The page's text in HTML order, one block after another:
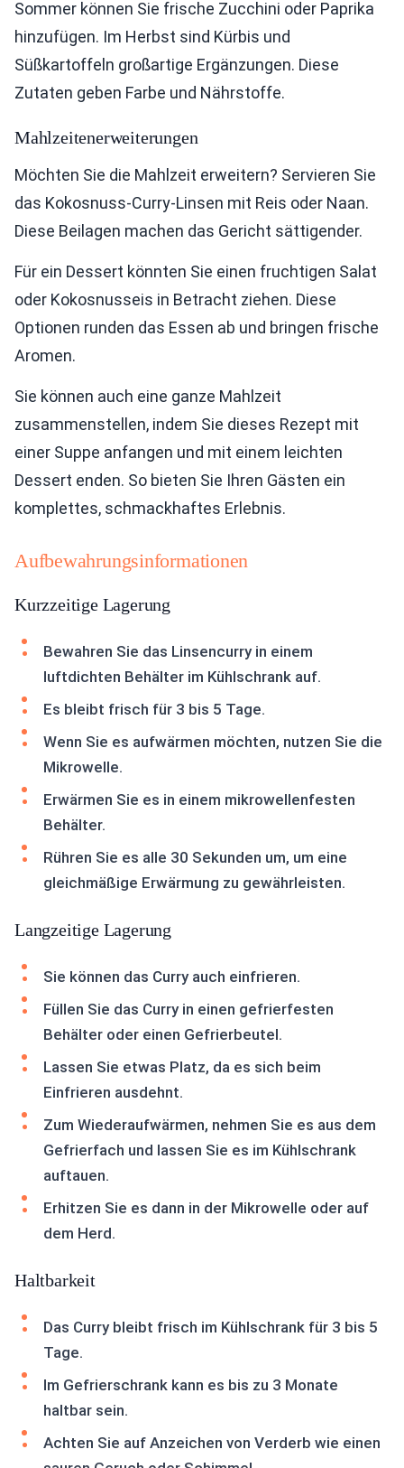
Sommer können Sie frische Zucchini oder Paprika
hinzufügen. Im Herbst sind Kürbis und
Süßkartoffeln großartige Ergänzungen. Diese
Zutaten geben Farbe und Nährstoffe.
Mahlzeitenerweiterungen
Möchten Sie die Mahlzeit erweitern? Servieren Sie
das Kokosnuss-Curry-Linsen mit Reis oder Naan.
Diese Beilagen machen das Gericht sättigender.
Für ein Dessert könnten Sie einen fruchtigen Salat
oder Kokosnusseis in Betracht ziehen. Diese
Optionen runden das Essen ab und bringen frische
Aromen.
Sie können auch eine ganze Mahlzeit
zusammenstellen, indem Sie dieses Rezept mit
einer Suppe anfangen und mit einem leichten
Dessert enden. So bieten Sie Ihren Gästen ein
komplettes, schmackhaftes Erlebnis.
Aufbewahrungsinformationen
Kurzzeitige Lagerung
Bewahren Sie das Linsencurry in einem
luftdichten Behälter im Kühlschrank auf.
Es bleibt frisch für 3 bis 5 Tage.
Wenn Sie es aufwärmen möchten, nutzen Sie die
Mikrowelle.
Erwärmen Sie es in einem mikrowellenfesten
Behälter.
Rühren Sie es alle 30 Sekunden um, um eine
gleichmäßige Erwärmung zu gewährleisten.
Langzeitige Lagerung
Sie können das Curry auch einfrieren.
Füllen Sie das Curry in einen gefrierfesten
Behälter oder einen Gefrierbeutel.
Lassen Sie etwas Platz, da es sich beim
Einfrieren ausdehnt.
Zum Wiederaufwärmen, nehmen Sie es aus dem
Gefrierfach und lassen Sie es im Kühlschrank
auftauen.
Erhitzen Sie es dann in der Mikrowelle oder auf
dem Herd.
Haltbarkeit
Das Curry bleibt frisch im Kühlschrank für 3 bis 5
Tage.
Im Gefrierschrank kann es bis zu 3 Monate
haltbar sein.
Achten Sie auf Anzeichen von Verderb wie einen